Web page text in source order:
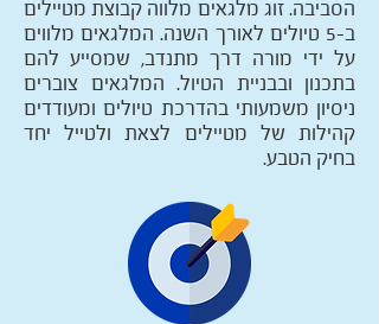
הסביבה. זוג מלגאים מלווה קבוצת מטיילים
ב-5 טיולים לאורך השנה. המלגאים מלווים
על ידי מורה דרך מתנדב, שמסייע להם
בתכנון ובבניית הטיול. המלגאים צוברים
ניסיון משמעותי בהדרכת טיולים ומעודדים
קהילות של מטיילים לצאת ולטייל יחד
בחיק הטבע.